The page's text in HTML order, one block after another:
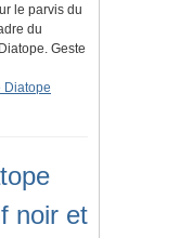
le parvis du
du
Geste
Diatope
noir et